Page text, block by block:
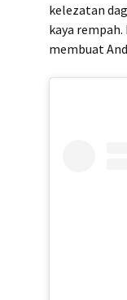
kelezatan
kaya
membuat